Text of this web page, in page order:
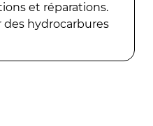
et réparations.
hydrocarbures